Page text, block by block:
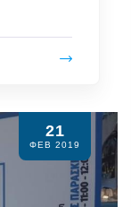
21
ΦΕΒ 2019